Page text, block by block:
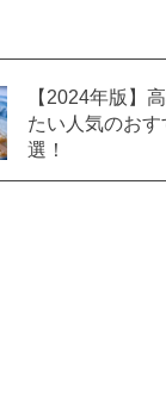
【2024年版】
たい人気のお
選！